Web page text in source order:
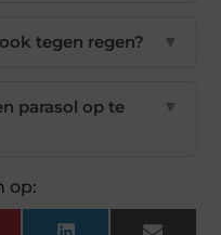
tegen regen? ▼
parasol op te
▼
op: